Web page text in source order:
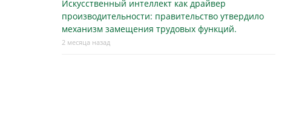
Искусственный интеллект как драйвер
производительности: правительство утвердило
механизм замещения трудовых функций.
2 месяца назад